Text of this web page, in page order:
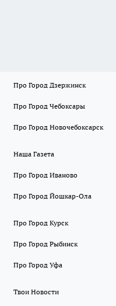
Про Город Дзержинск
Про Город Чебоксары
Про Город Новочебоксарск
Наша Газета
Про Город Иваново
Про Город Йошкар-Ола
Про Город Курск
Про Город Рыбинск
Про Город Уфа
Твои Новости